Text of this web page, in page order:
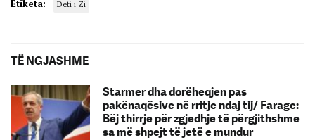
Etiketa: Deti i Zi
TË NGJASHME
Starmer dha dorëheqjen pas
pakënaqësive në rritje ndaj tij/ Farage:
Bëj thirrje për zgjedhje të përgjithshme
sa më shpejt të jetë e mundur